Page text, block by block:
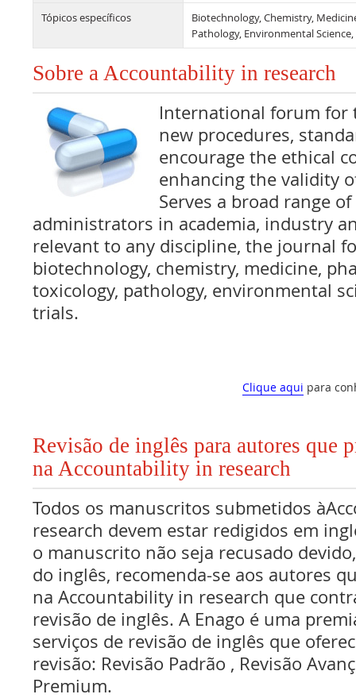
Tópicos específicos
Biotechnology, Chemistry,
Pathology, Environmental Science,
Sobre a Accountability in research
International forum for
new procedures,
encourage the ethical
enhancing the validity
Serves a broad range
administrators in academia, industry
relevant to any discipline, the journal
biotechnology, chemistry, medicine,
toxicology, pathology, environmental
trials.
Clique aqui para
Revisão de inglês para autores que
na Accountability in research
Todos os manuscritos submetidos
research devem estar redigidos em
o manuscrito não seja recusado
do inglês, recomenda-se aos autores
na Accountability in research que
revisão de inglês. A Enago é uma
serviços de revisão de inglês que
revisão: Revisão Padrão , Revisão
Premium.